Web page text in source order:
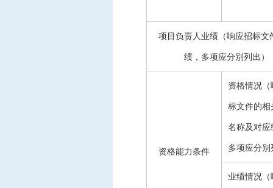
项目负责人业绩（响应招标文
绩，多项应分别列出）
资格能力条件
资格情况（
标文件的相
名称及对应
多项应分别
业绩情况（